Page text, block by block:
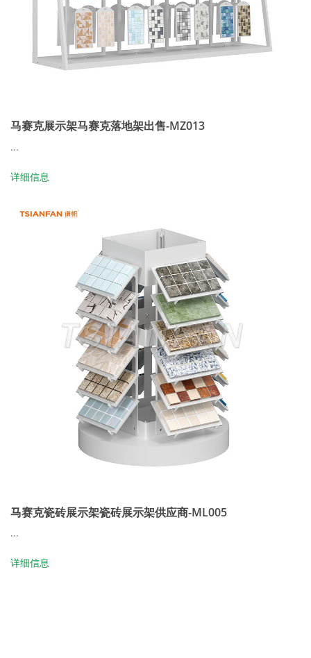
马赛克展示架马赛克落地架出售-MZ013
...
详细信息
马赛克瓷砖展示架瓷砖展示架供应商-ML005
...
详细信息